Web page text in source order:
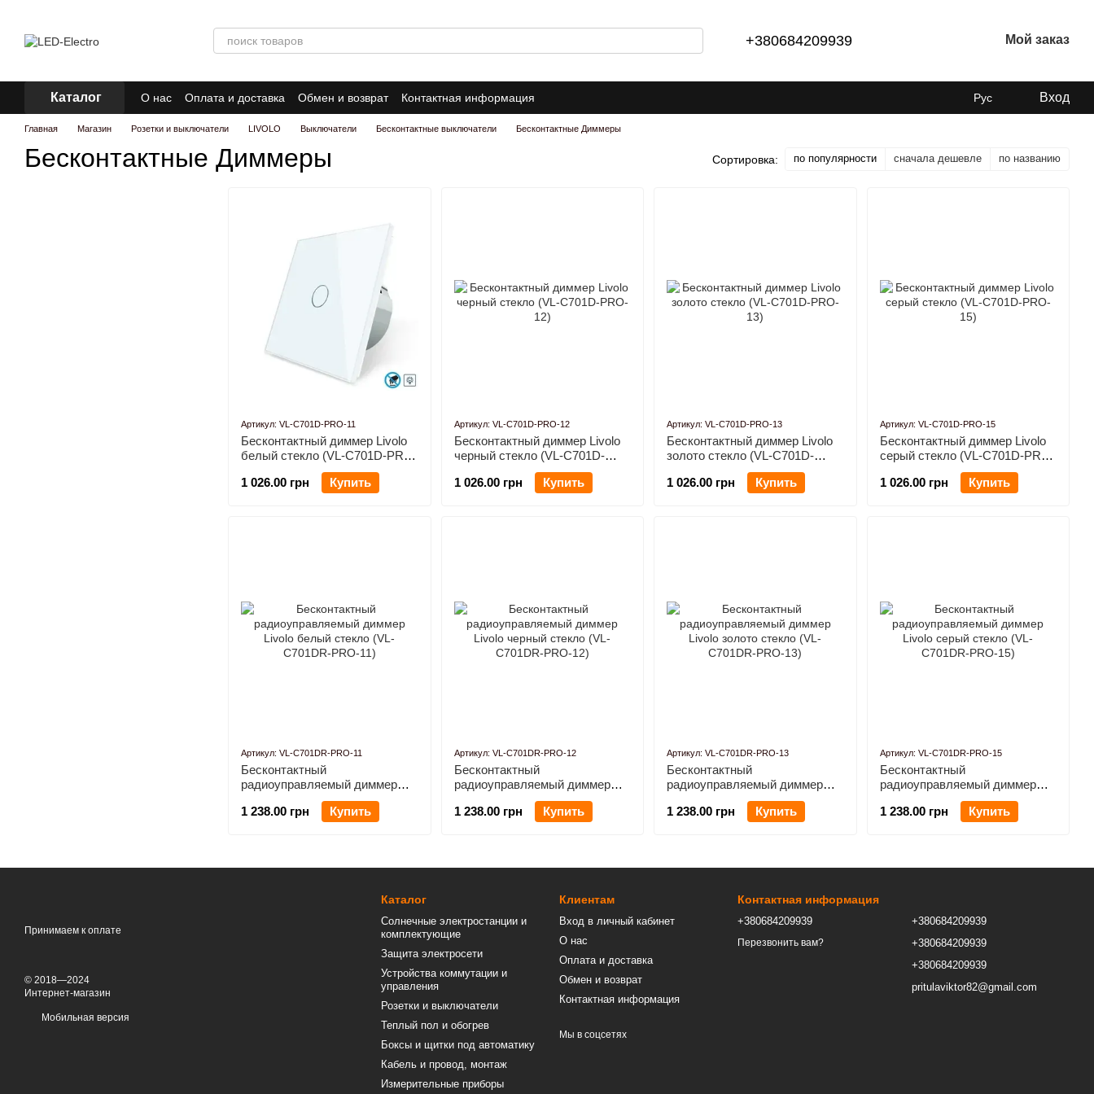
+380684209939 Мой заказ
Каталог О нас Оплата и доставка Обмен и возврат Контактная информация Рус Вход
Главная Магазин Розетки и выключатели LIVOLO Выключатели Бесконтактные выключатели Бесконтактные Диммеры
Бесконтактные Диммеры Сортировка: по популярности сначала дешевле по названию
Артикул: VL-C701D-PRO-11
Бесконтактный диммер Livolo
белый стекло (VL-C701D-PRO-
1 026.00 грн
Купить
Артикул: VL-C701D-PRO-12
Бесконтактный диммер Livolo
черный стекло (VL-C701D-
1 026.00 грн
Купить
Артикул: VL-C701D-PRO-13
Бесконтактный диммер Livolo
золото стекло (VL-C701D-
1 026.00 грн
Купить
Артикул: VL-C701D-PRO-15
Бесконтактный диммер Livolo
серый стекло (VL-C701D-PRO-
1 026.00 грн
Купить
Артикул: VL-C701DR-PRO-11
Бесконтактный
радиоуправляемый диммер
Livolo белый стекло (VL-
C701DR-PRO-11)
1 238.00 грн Купить
Артикул: VL-C701DR-PRO-12
Бесконтактный
радиоуправляемый диммер
Livolo черный стекло (VL-
C701DR-PRO-12)
1 238.00 грн Купить
Артикул: VL-C701DR-PRO-13
Бесконтактный
радиоуправляемый диммер
Livolo золото стекло (VL-
C701DR-PRO-13)
1 238.00 грн Купить
Артикул: VL-C701DR-PRO-15
Бесконтактный
радиоуправляемый диммер
Livolo серый стекло (VL-
C701DR-PRO-15)
1 238.00 грн Купить
Принимаем к оплате
© 2018—2024
Интернет-магазин
Мобильная версия
Каталог
Солнечные электростанции и
комплектующие
Защита электросети
Устройства коммутации и
управления
Розетки и выключатели
Теплый пол и обогрев
Боксы и щитки под автоматику
Кабель и провод, монтаж
Измерительные приборы
Клиентам
Вход в личный кабинет
О нас
Оплата и доставка
Обмен и возврат
Контактная информация
Мы в соцсетях
Контактная информация
+380684209939
Перезвонить вам?
+380684209939
+380684209939
+380684209939
pritulaviktor82@gmail.com